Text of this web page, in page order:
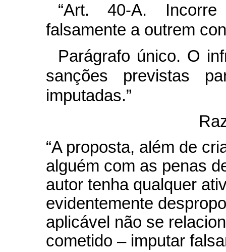
“Art. 40-A.
falsamente a outrem
Parágrafo único. O
sanções previstas
imputadas.”
“A proposta, além de
alguém com as penas
autor tenha qualquer
evidentemente
aplicável não se
cometido – imputar